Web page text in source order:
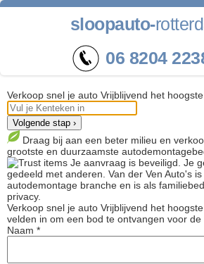
sloopauto-
06 8204
Verkoop snel je auto Vrijblijvend het
Volgende stap ›
Draag bij aan een beter milieu en
grootste en duurzaamste
Je aanvraag is beveiligd. Je
gedeeld met anderen. Van der Ven Auto's
autodemontage branche en is als
privacy.
Verkoop snel je auto Vrijblijvend het
velden in om een bod te ontvangen voor de
Naam *